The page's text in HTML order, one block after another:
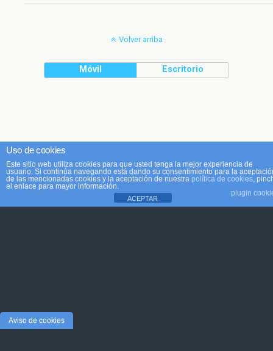
Volver arriba
Móvil Escritorio
Uso de cookies
Este sitio web utiliza cookies para que usted tenga la mejor experiencia de
usuario. Si continúa navegando está dando su consentimiento para la
de las mencionadas cookies y la aceptación de nuestra política de cookies,
el enlace para mayor información.
plugin
ACEPTAR
Aviso de cookies